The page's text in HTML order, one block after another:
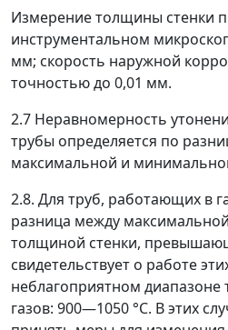
Измерение толщины стенки
инструментальном
мм; скорость наружной
точностью до 0,01 мм.
2.7 Неравномерность
трубы определяется по
максимальной и
2.8. Для труб, работающих в
разница между
толщиной стенки,
свидетельствует о работе
неблагоприятном
газов: 900—1050 °С. В этих